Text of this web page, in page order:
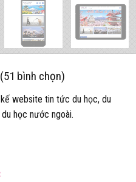
bình chọn)
website tin tức du học, du
học nước ngoài.